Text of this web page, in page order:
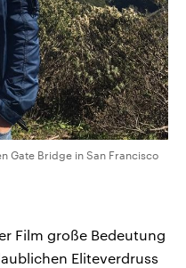
Gate Bridge in San Francisco
Film große Bedeutung
Eliteverdruss